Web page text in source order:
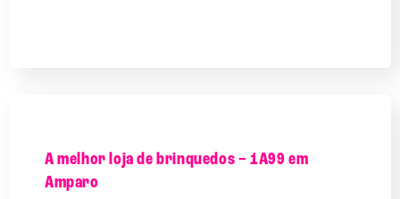
A melhor loja de brinquedos – 1A99 em
Amparo